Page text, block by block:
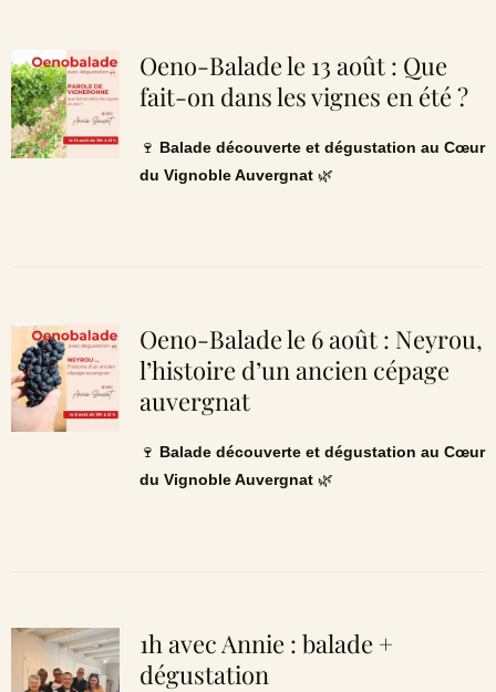
Oeno-Balade le 13 août : Que
fait-on dans les vignes en été ?
🍷 Balade découverte et dégustation au Cœur
du Vignoble Auvergnat🌿
Oeno-Balade le 6 août : Neyrou,
l’histoire d’un ancien cépage
auvergnat
🍷 Balade découverte et dégustation au Cœur
du Vignoble Auvergnat🌿
1h avec Annie : balade +
dégustation